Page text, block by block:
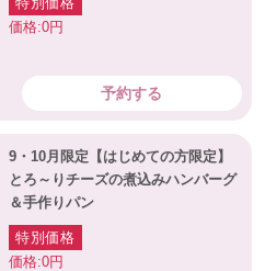
価格:0円
予約する
9・10月限定【はじめての方限定】
とろ～りチーズの煮込みハンバーグ
＆手作りパン
特別価格
価格:0円